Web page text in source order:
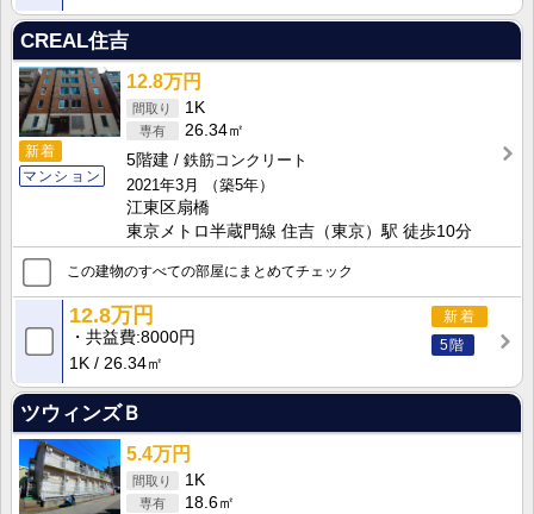
CREAL住吉
新着
マンション
12.8万円
1K
26.34㎡
5階建
鉄筋コンクリート
2021年3月
（築5年）
江東区扇橋
東京メトロ半蔵門線 住吉（東京）駅 徒歩10分
この建物のすべての部屋にまとめてチェック
新着
5階
12.8万円
共益費 8000円
1K
26.34㎡
ツウィンズＢ
5.4万円
1K
18.6㎡